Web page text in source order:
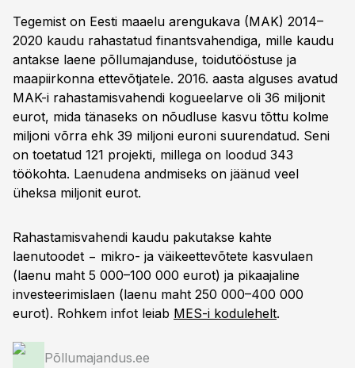
Tegemist on Eesti maaelu arengukava (MAK) 2014–
2020 kaudu rahastatud finantsvahendiga, mille kaudu
antakse laene põllumajanduse, toidutööstuse ja
maapiirkonna ettevõtjatele. 2016. aasta alguses avatud
MAK-i rahastamisvahendi kogueelarve oli 36 miljonit
eurot, mida tänaseks on nõudluse kasvu tõttu kolme
miljoni võrra ehk 39 miljoni euroni suurendatud. Seni
on toetatud 121 projekti, millega on loodud 343
töökohta. Laenudena andmiseks on jäänud veel
üheksa miljonit eurot.
Rahastamisvahendi kaudu pakutakse kahte
laenutoodet − mikro- ja väikeettevõtete kasvulaen
(laenu maht 5 000–100 000 eurot) ja pikaajaline
investeerimislaen (laenu maht 250 000–400 000
eurot). Rohkem infot leiab MES-i kodulehelt.
Põllumajandus.ee